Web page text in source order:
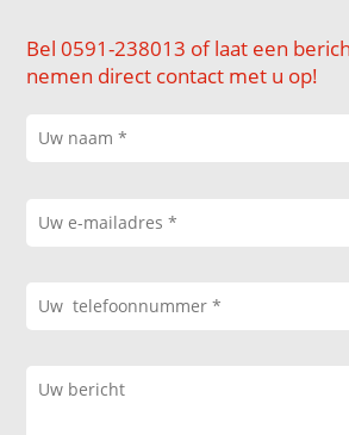
Bel 0591-238013 of laat een
nemen direct contact met u op!